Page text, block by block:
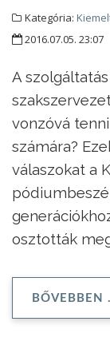
Kategória:
2016.07.05. 23:07
A
vonzóvá
számára?
válaszokat a
osztották
BŐVEBBEN